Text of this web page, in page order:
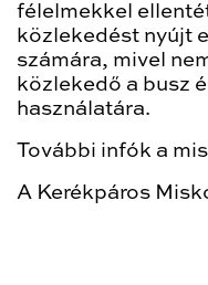
félelmekkel
közlekedést nyújt
számára, mivel
közlekedő a busz
használatára.
További infók a
A Kerékpáros